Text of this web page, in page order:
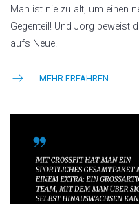
Man ist nie zu alt, um einen
Gegenteil! Und Jörg beweist
aufs Neue.
MEHR ERFAHREN